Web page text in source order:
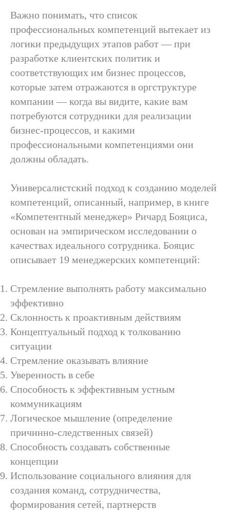
Важно понимать, что список
профессиональных компетенций вытекает из
логики предыдущих этапов работ — при
разработке клиентских политик и
соответствующих им бизнес процессов,
которые затем отражаются в оргструктуре
компании — когда вы видите, какие вам
потребуются сотрудники для реализации
бизнес-процессов, и какими
профессиональными компетенциями они
должны обладать.
Универсалистский подход к созданию моделей
компетенций, описанный, например, в книге
«Компетентный менеджер» Ричард Бояциса,
основан на эмпирическом исследовании о
качествах идеального сотрудника. Бояцис
описывает 19 менеджерских компетенций:
Стремление выполнять работу максимально
эффективно
Склонность к проактивным действиям
Концептуальный подход к толкованию
ситуации
Стремление оказывать влияние
Уверенность в себе
Способность к эффективным устным
коммуникациям
Логическое мышление (определение
причинно-следственных связей)
Способность создавать собственные
концепции
Использование социального влияния для
создания команд, сотрудничества,
формирования сетей, партнерств